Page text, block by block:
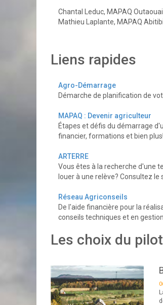
Chantal Leduc, MAPAQ
Mathieu Laplante, MAPAQ
Liens rapides
Agro-Démarrage
Démarche de planification de
MAPAQ : Devenir agriculteur
Étapes et défis du démarrage
financier, formations et bien plus!
ARTERRE
Vous êtes à la recherche d'une
louer à une relève? Consultez le
Réseau Agriconseils
De l'aide financière pour la
conseils techniques et en gestion.
Les choix du